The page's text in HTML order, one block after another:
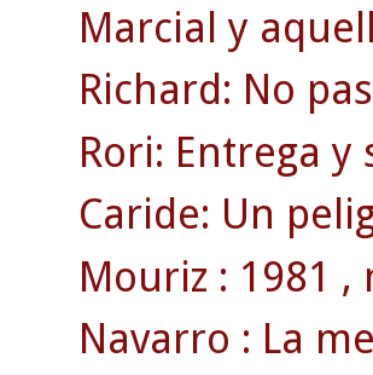
Marcial y
Richard: No
Rori: Entrega
Caride: Un
Mouriz : 1981
Navarro : La